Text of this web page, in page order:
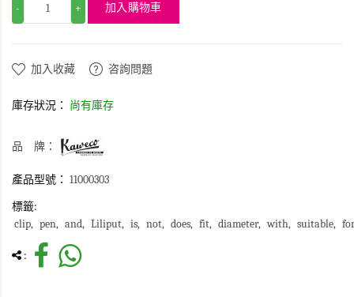
- + 加入購物車
加入收藏 咨詢問題
庫存狀況： 尚有庫存
品 牌：
產品型號： 11000303
標籤:
clip
pen and Liliput is not does fit diameter with suitable for
: